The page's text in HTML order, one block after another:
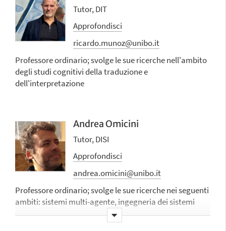
Tutor, DIT
Approfondisci
ricardo.munoz@unibo.it
Professore ordinario; svolge le sue ricerche nell'ambito
degli studi cognitivi della traduzione e
dell'interpretazione
Andrea Omicini
Tutor, DISI
Approfondisci
andrea.omicini@unibo.it
Professore ordinario; svolge le sue ricerche nei seguenti
ambiti:sistemi multi-agente, ingegneria dei sistemi
intelligenti, logica computazionale, IA spiegabile,
agreement technologies, sistemi auto-organizzanti,